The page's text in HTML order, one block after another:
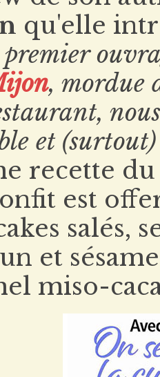
qu'elle
premier
, mordue
et
recette
est
salés,
et
miso-